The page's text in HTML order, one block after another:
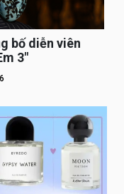
bố diễn viên
3″